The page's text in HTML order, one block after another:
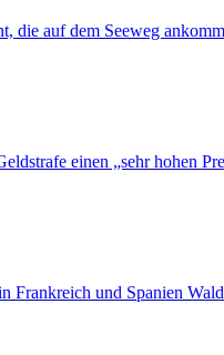
die auf dem Seeweg
einen „sehr hohen
Frankreich und Spanien